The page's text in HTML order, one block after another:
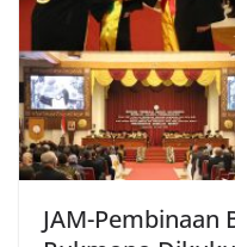
JAM-Pembinaan